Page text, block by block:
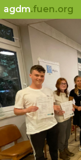
agdm.fuen.org